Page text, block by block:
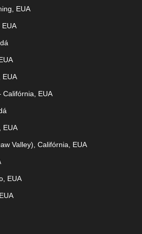
EUA
EUA
EUA
Califórnia, EUA
EUA
Valley), Califórnia, EUA
EUA